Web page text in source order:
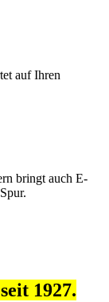
auf Ihren
bringt auch E-
1927.